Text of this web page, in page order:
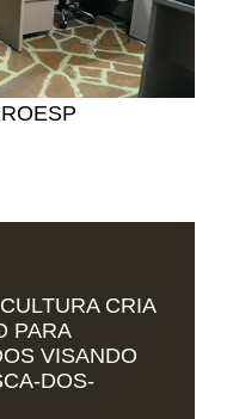
CRIA
PARA
VISANDO
DOS-